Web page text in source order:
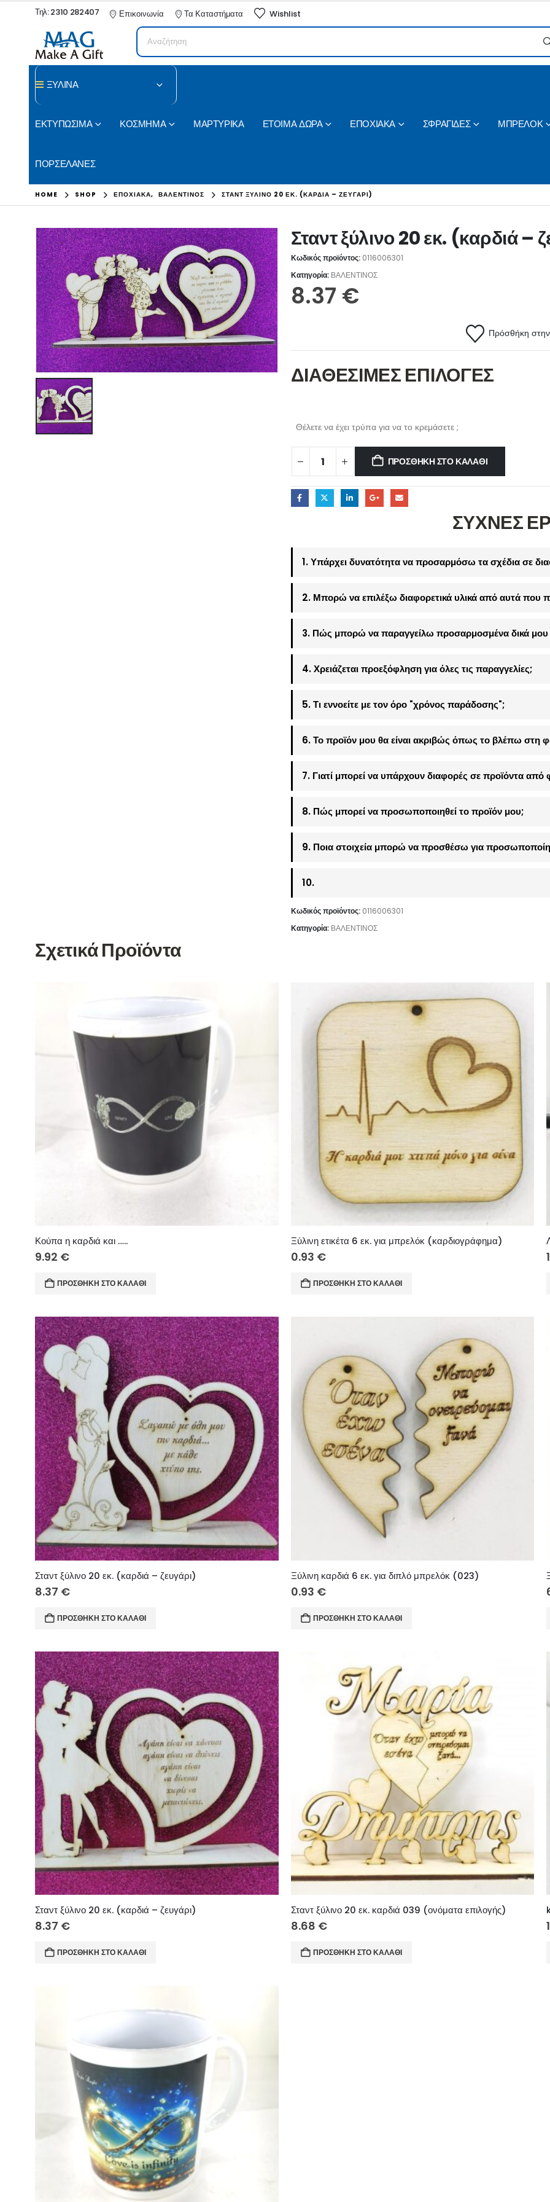
Τηλ: 2310 282407 Επικοινωνία Τα Καταστήματα Wishlist
ΞΥΛΙΝΑ
ΕΚΤΥΠΩΣΙΜΑ ΚΟΣΜΗΜΑ ΜΑΡΤΥΡΙΚΑ ΕΤΟΙΜΑ ΔΩΡΑ ΕΠΟΧΙΑΚΑ ΣΦΡΑΓΙΔΕΣ ΜΠΡΕΛΟΚ
ΠΟΡΣΕΛΑΝΕΣ
HOME SHOP ΕΠΟΧΙΑΚΑ, ΒΑΛΕΝΤΙΝΟΣ ΣΤΑΝΤ ΞΎΛΙΝΟ 20 ΕΚ. (ΚΑΡΔΙΆ – ΖΕΥΓΆΡΙ)
Σταντ ξύλινο 20 εκ. (καρδιά –
Κωδικός προϊόντος: 0116006301
Κατηγορία: ΒΑΛΕΝΤΙΝΟΣ
8.37 €
Πρόσθήκη στην
ΔΙΑΘΕΣΙΜΕΣ ΕΠΙΛΟΓΕΣ
Θέλετε να έχει τρύπα για να το κρεμάσετε ;
ΠΡΟΣΘΉΚΗ ΣΤΟ ΚΑΛΆΘΙ
ΣΥΧΝΕΣ
1. Υπάρχει δυνατότητα να προσαρμόσω τα σχέδια σε
2. Μπορώ να επιλέξω διαφορετικά υλικά από αυτά που
3. Πώς μπορώ να παραγγείλω προσαρμοσμένα δικά μου
4. Χρειάζεται προεξόφληση για όλες τις παραγγελίες;
5. Τι εννοείτε με τον όρο "χρόνος παράδοσης";
6. Το προϊόν μου θα είναι ακριβώς όπως το βλέπω στη
7. Γιατί μπορεί να υπάρχουν διαφορές σε προϊόντα από
8. Πώς μπορεί να προσωποποιηθεί το προϊόν μου;
9. Ποια στοιχεία μπορώ να προσθέσω για
10.
Κωδικός προϊόντος: 0116006301
Κατηγορία: ΒΑΛΕΝΤΙΝΟΣ
Σχετικά Προϊόντα
Κούπα η καρδιά και …..
9.92 €
ΠΡΟΣΘΉΚΗ ΣΤΟ ΚΑΛΆΘΙ
Ξύλινη ετικέτα 6 εκ. για μπρελόκ (καρδιογράφημα)
0.93 €
ΠΡΟΣΘΉΚΗ ΣΤΟ ΚΑΛΆΘΙ
Σταντ ξύλινο 20 εκ. (καρδιά – ζευγάρι)
8.37 €
ΠΡΟΣΘΉΚΗ ΣΤΟ ΚΑΛΆΘΙ
Ξύλινη καρδιά 6 εκ. για διπλό μπρελόκ (023)
0.93 €
ΠΡΟΣΘΉΚΗ ΣΤΟ ΚΑΛΆΘΙ
Σταντ ξύλινο 20 εκ. (καρδιά – ζευγάρι)
8.37 €
ΠΡΟΣΘΉΚΗ ΣΤΟ ΚΑΛΆΘΙ
Σταντ ξύλινο 20 εκ. καρδιά 039 (ονόματα επιλογής)
8.68 €
ΠΡΟΣΘΉΚΗ ΣΤΟ ΚΑΛΆΘΙ